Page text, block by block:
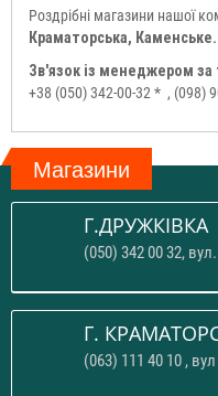
Роздрібні магазини нашої
Краматорська, Каменське.
Зв'язок із менеджером
+38 (050) 342-00-32 * , (098)
Магазини
Г.ДРУЖКІВКА
(050) 342 00 32,
Г.
(063) 111 40 10 ,